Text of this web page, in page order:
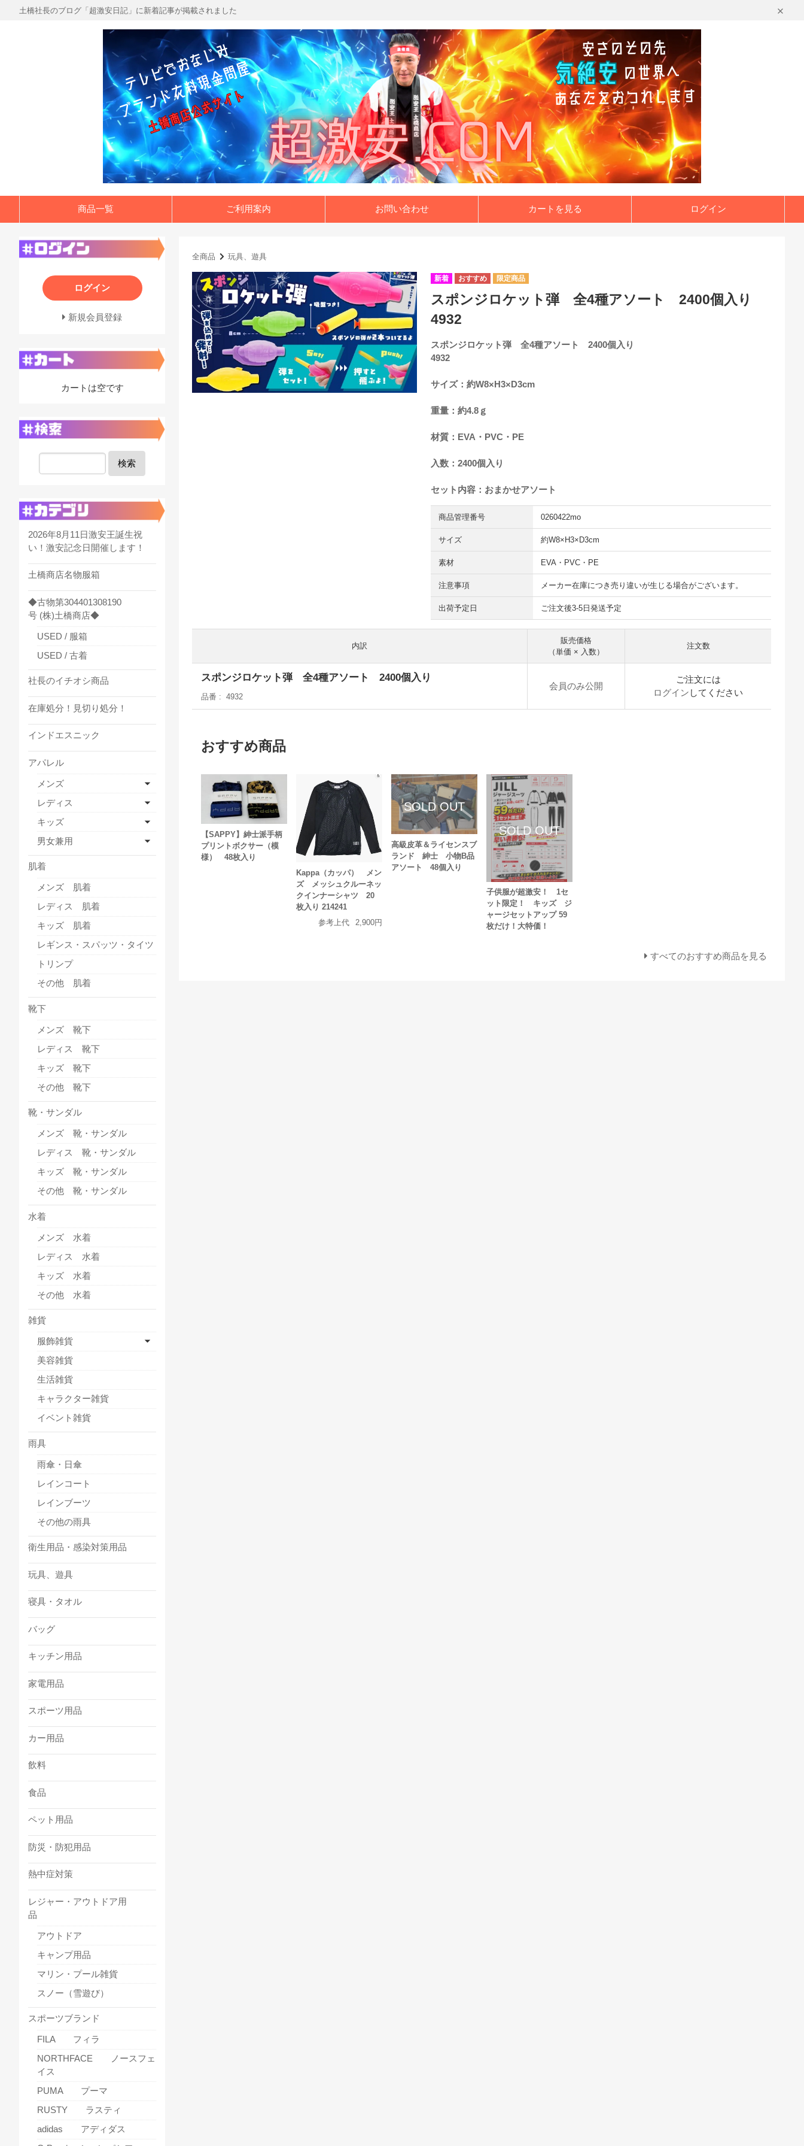
土橋社長のブログ「超激安日記」に新着記事が掲載されました
商品一覧 ご利用案内 お問い合わせ カートを見る ログイン
全商品 玩具、遊具
スポンジロケット弾 全4種アソート 2400個入り
4932
スポンジロケット弾 全4種アソート 2400個入り
4932
サイズ：約W8×H3×D3cm
重量：約4.8ｇ
材質：EVA・PVC・PE
入数：2400個入り
セット内容：おまかせアソート
商品管理番号 0260422mo
サイズ 約W8×H3×D3cm
素材 EVA・PVC・PE
注意事項 メーカー在庫につき売り違いが生じる場合がございます。
出荷予定日 ご注文後3-5日発送予定
内訳
販売価格
（単価 × 入数）
注文数
スポンジロケット弾 全4種アソート 2400個入り
品番 4932
会員のみ公開
ご注文には
ログイン してください
おすすめ商品
【SAPPY】紳士派手柄
プリントボクサー（模
様） 48枚入り
Kappa（カッパ） メン
ズ メッシュクルーネッ
クインナーシャツ 20
枚入り 214241
参考上代
2,900円
高級皮革＆ライセンスブ
ランド 紳士 小物B品
アソート 48個入り
子供服が超激安！ 1セ
ット限定！ キッズ ジ
ャージセットアップ 59
枚だけ！大特価！
すべてのおすすめ商品を見る
ログイン
新規会員登録
カートは空です
検索
2026年8月11日激安王誕生祝
い！激安記念日開催します！
土橋商店名物服箱
◆古物第304401308190
号 (株)土橋商店◆
USED / 服箱
USED / 古着
社長のイチオシ商品
在庫処分！見切り処分！
インドエスニック
アパレル
メンズ
レディス
キッズ
男女兼用
肌着
メンズ 肌着
レディス 肌着
キッズ 肌着
レギンス・スパッツ・タイツ
トリンプ
その他 肌着
靴下
メンズ 靴下
レディス 靴下
キッズ 靴下
その他 靴下
靴・サンダル
メンズ 靴・サンダル
レディス 靴・サンダル
キッズ 靴・サンダル
その他 靴・サンダル
水着
メンズ 水着
レディス 水着
キッズ 水着
その他 水着
雑貨
服飾雑貨
美容雑貨
生活雑貨
キャラクター雑貨
イベント雑貨
雨具
雨傘・日傘
レインコート
レインブーツ
その他の雨具
衛生用品・感染対策用品
玩具、遊具
寝具・タオル
バッグ
キッチン用品
家電用品
スポーツ用品
カー用品
飲料
食品
ペット用品
防災・防犯用品
熱中症対策
レジャー・アウトドア用
品
アウトドア
キャンプ用品
マリン・プール雑貨
スノー（雪遊び）
スポーツブランド
FILA フィラ
NORTHFACE ノースフェ
イス
PUMA プーマ
RUSTY ラスティ
adidas アディダス